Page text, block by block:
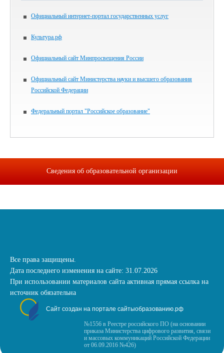
Официальный интернет-портал государственных услуг
Культура.рф
Официальный сайт Минпросвещения России
Официальный сайт Министерства науки и высшего образования
Российской Федерации
Федеральный портал "Российское образование"
Сведения об образовательной организации
Все права защищены.
Дата последнего изменения на сайте: 31.07.2026
При использовании материалов сайта активная прямая ссылка на
источник обязательна
Сайт создан на портале сайтыобразованию.рф
№1556 в Реестре российского ПО (на основании
приказа Министерства цифрового развития, связи
и массовых коммуникаций Российской Федерации
от 06.09.2016 №426)